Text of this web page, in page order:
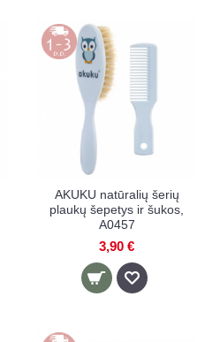
AKUKU natūralių šerių
plaukų šepetys ir šukos,
A0457
3,90 €